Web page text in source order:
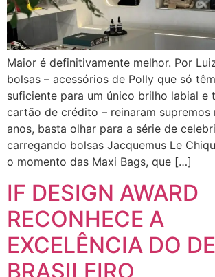
Maior é definitivamente melhor. Por
bolsas – acessórios de Polly que só
suficiente para um único brilho labial e
cartão de crédito – reinaram supremos
anos, basta olhar para a série de
carregando bolsas Jacquemus Le
o momento das Maxi Bags, que […]
IF DESIGN AWARD
RECONHECE A
EXCELÊNCIA DO
BRASILEIRO